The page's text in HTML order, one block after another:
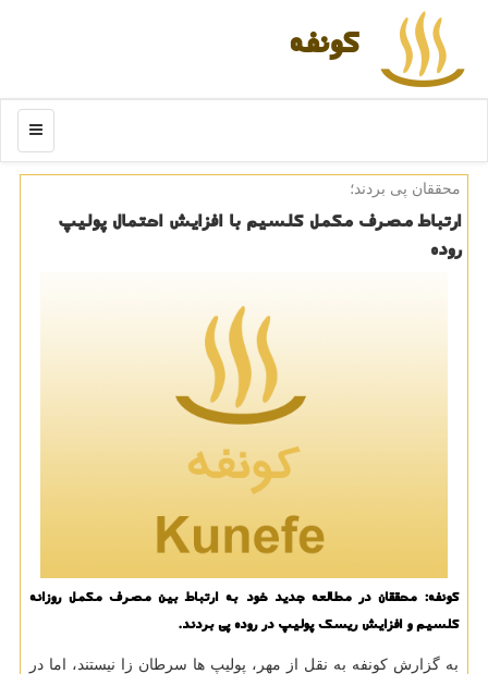
كونفه
منو
محققان پی بردند؛
ارتباط مصرف مكمل كلسیم با افزایش احتمال پولیپ
روده
كونفه: محققان در مطالعه جدید خود به ارتباط بین مصرف مكمل روزانه
كلسیم و افزایش ریسك پولیپ در روده پی بردند.
به گزارش كونفه به نقل از مهر، پولیپ ها سرطان زا نیستند، اما در